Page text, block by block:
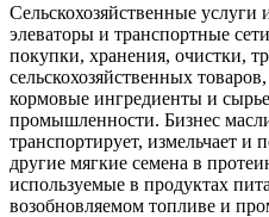
Сельскохозяйственные услуги
элеваторы и транспортные
покупки, хранения, очистки,
сельскохозяйственных
кормовые ингредиенты и
промышленности. Бизнес
транспортирует, измельчает и
другие мягкие семена в
используемые в продуктах
возобновляемом топливе и